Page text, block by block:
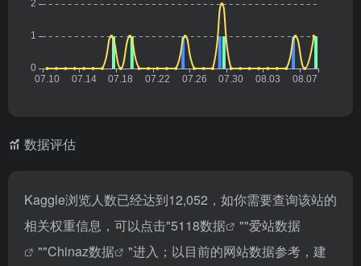
数据评估
Kaggle浏览人数已经达到12,052，如你需要查询该站的
相关权重信息，可以点击"5118数据 ""爱站数据
""Chinaz数据
"进入；以目前的网站数据参考，建